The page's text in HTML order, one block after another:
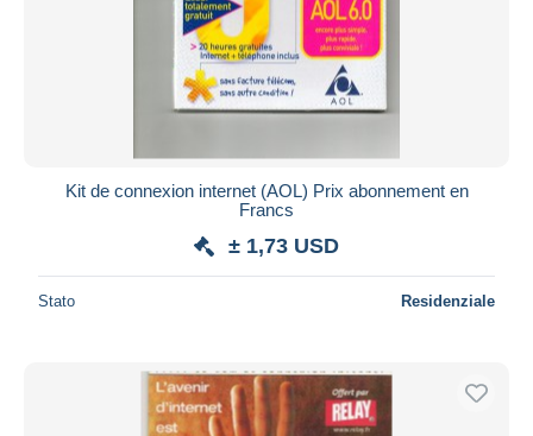
Kit de connexion internet (AOL) Prix abonnement en
Francs
± 1,73 USD
Stato Residenziale